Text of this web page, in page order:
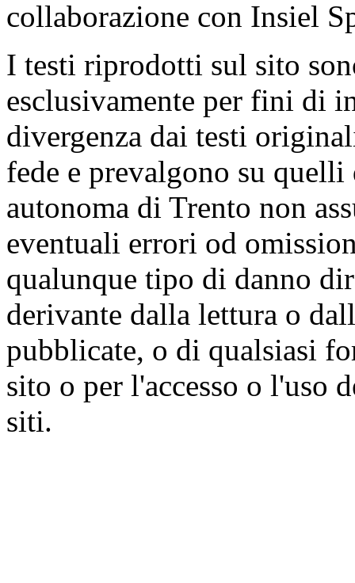
collaborazione con Insiel
I testi riprodotti sul sito
esclusivamente per fini di
divergenza dai testi
fede e prevalgono su
autonoma di Trento non
eventuali errori od
qualunque tipo di danno
derivante dalla lettura o
pubblicate, o di qualsiasi
sito o per l'accesso o l'uso
siti.